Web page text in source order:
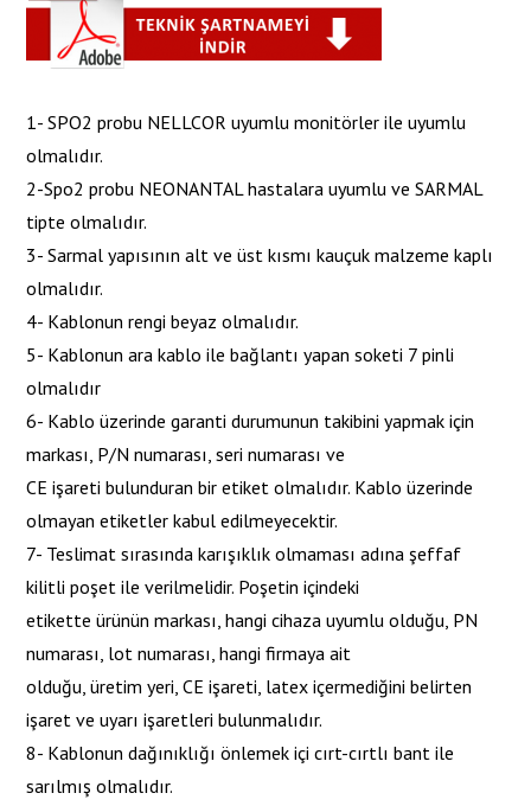
1- SPO2 probu NELLCOR uyumlu monitörler ile uyumlu
olmalıdır.
2-Spo2 probu NEONANTAL hastalara uyumlu ve SARMAL
tipte olmalıdır.
3- Sarmal yapısının alt ve üst kısmı kauçuk malzeme kaplı
olmalıdır.
4- Kablonun rengi beyaz olmalıdır.
5- Kablonun ara kablo ile bağlantı yapan soketi 7 pinli
olmalıdır
6- Kablo üzerinde garanti durumunun takibini yapmak için
markası, P/N numarası, seri numarası ve
CE işareti bulunduran bir etiket olmalıdır. Kablo üzerinde
olmayan etiketler kabul edilmeyecektir.
7- Teslimat sırasında karışıklık olmaması adına şeffaf
kilitli poşet ile verilmelidir. Poşetin içindeki
etikette ürünün markası, hangi cihaza uyumlu olduğu, PN
numarası, lot numarası, hangi firmaya ait
olduğu, üretim yeri, CE işareti, latex içermediğini belirten
işaret ve uyarı işaretleri bulunmalıdır.
8- Kablonun dağınıklığı önlemek içi cırt-cırtlı bant ile
sarılmış olmalıdır.